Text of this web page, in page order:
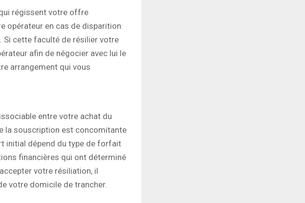
régissent votre offre
opérateur en cas de disparition
Si cette faculté de résilier votre
afin de négocier avec lui le
arrangement qui vous
entre votre achat du
la souscription est concomitante
initial dépend du type de forfait
financières qui ont déterminé
votre résiliation, il
votre domicile de trancher.